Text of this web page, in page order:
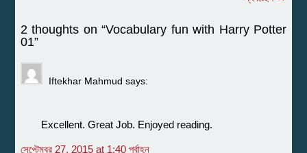
2 thoughts on “Vocabulary fun with Harry Potter
01”
Iftekhar Mahmud says:
Excellent. Great Job. Enjoyed reading.
সেপ্টেম্বর 27, 2015 at 1:40 পূর্বাহ্ন